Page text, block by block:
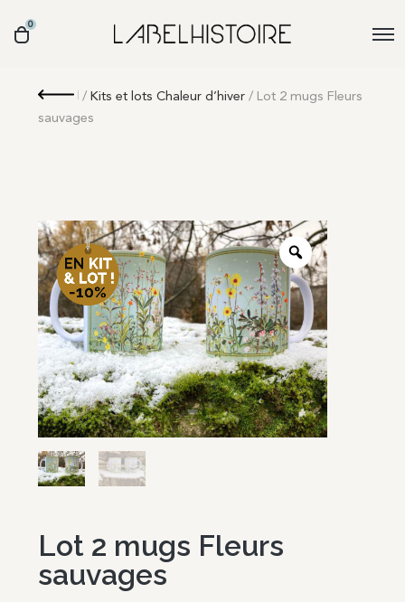
0
Retour
/ Kits et lots Chaleur d’hiver / Lot 2 mugs Fleurs
sauvages
Lot 2 mugs Fleurs
sauvages